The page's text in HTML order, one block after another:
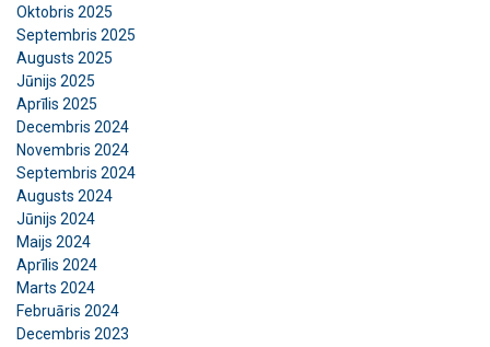
Oktobris 2025
Septembris 2025
Augusts 2025
Jūnijs 2025
Aprīlis 2025
Decembris 2024
Novembris 2024
Septembris 2024
Augusts 2024
Jūnijs 2024
Maijs 2024
Aprīlis 2024
Marts 2024
Februāris 2024
Decembris 2023